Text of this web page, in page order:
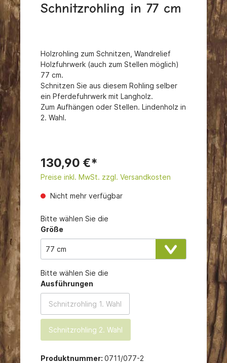
Schnitzrohling in 77 cm
Holzrohling zum Schnitzen, Wandrelief
Holzfuhrwerk (auch zum Stellen möglich)
77 cm.
Schnitzen Sie aus diesem Rohling selber
ein Pferdefuhrwerk mit Langholz.
Zum Aufhängen oder Stellen. Lindenholz in
2. Wahl.
130,90 €*
Preise inkl. MwSt. zzgl. Versandkosten
Nicht mehr verfügbar
Bitte wählen Sie die
Größe
Bitte wählen Sie die
Ausführungen
Schnitzrohling 1. Wahl
Schnitzrohling 2. Wahl
Produktnummer: 0711/077-2